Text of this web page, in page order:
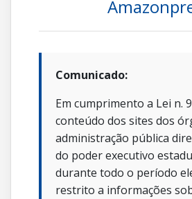
Comunicado:
Em cumprimento a Lei n.
conteúdo dos sites dos
administração pública
do poder executivo
durante todo o período
restrito a informações